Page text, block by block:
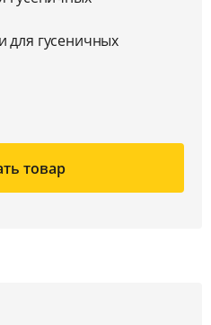
для гусеничных
товар